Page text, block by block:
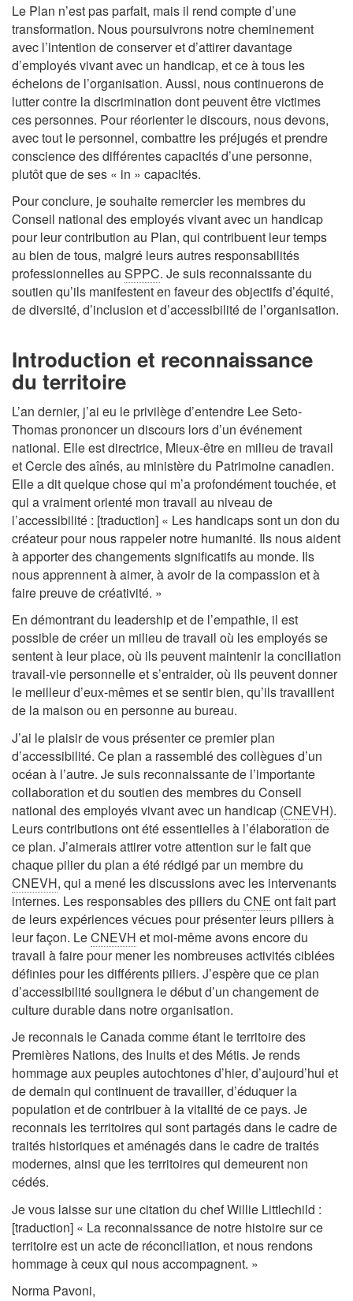
Le Plan n’est pas parfait, mais il rend compte d’une
transformation. Nous poursuivrons notre cheminement
avec l’intention de conserver et d’attirer davantage
d’employés vivant avec un handicap, et ce à tous les
échelons de l’organisation. Aussi, nous continuerons de
lutter contre la discrimination dont peuvent être victimes
ces personnes. Pour réorienter le discours, nous devons,
avec tout le personnel, combattre les préjugés et prendre
conscience des différentes capacités d’une personne,
plutôt que de ses « in » capacités.
Pour conclure, je souhaite remercier les membres du
Conseil national des employés vivant avec un handicap
pour leur contribution au Plan, qui contribuent leur temps
au bien de tous, malgré leurs autres responsabilités
professionnelles au SPPC. Je suis reconnaissante du
soutien qu’ils manifestent en faveur des objectifs d’équité,
de diversité, d’inclusion et d’accessibilité de l’organisation.
Introduction et reconnaissance
du territoire
L’an dernier, j’ai eu le privilège d’entendre Lee Seto-
Thomas prononcer un discours lors d’un événement
national. Elle est directrice, Mieux-être en milieu de travail
et Cercle des aînés, au ministère du Patrimoine canadien.
Elle a dit quelque chose qui m’a profondément touchée, et
qui a vraiment orienté mon travail au niveau de
l’accessibilité : [traduction] « Les handicaps sont un don du
créateur pour nous rappeler notre humanité. Ils nous aident
à apporter des changements significatifs au monde. Ils
nous apprennent à aimer, à avoir de la compassion et à
faire preuve de créativité. »
En démontrant du leadership et de l’empathie, il est
possible de créer un milieu de travail où les employés se
sentent à leur place, où ils peuvent maintenir la conciliation
travail-vie personnelle et s’entraider, où ils peuvent donner
le meilleur d’eux-mêmes et se sentir bien, qu’ils travaillent
de la maison ou en personne au bureau.
J’ai le plaisir de vous présenter ce premier plan
d’accessibilité. Ce plan a rassemblé des collègues d’un
océan à l’autre. Je suis reconnaissante de l’importante
collaboration et du soutien des membres du Conseil
national des employés vivant avec un handicap (CNEVH).
Leurs contributions ont été essentielles à l’élaboration de
ce plan. J’aimerais attirer votre attention sur le fait que
chaque pilier du plan a été rédigé par un membre du
CNEVH, qui a mené les discussions avec les intervenants
internes. Les responsables des piliers du CNE ont fait part
de leurs expériences vécues pour présenter leurs piliers à
leur façon. LeCNEVH et moi-même avons encore du
travail à faire pour mener les nombreuses activités ciblées
définies pour les différents piliers. J’espère que ce plan
d’accessibilité soulignera le début d’un changement de
culture durable dans notre organisation.
Je reconnais le Canada comme étant le territoire des
Premières Nations, des Inuits et des Métis. Je rends
hommage aux peuples autochtones d’hier, d’aujourd’hui et
de demain qui continuent de travailler, d’éduquer la
population et de contribuer à la vitalité de ce pays. Je
reconnais les territoires qui sont partagés dans le cadre de
traités historiques et aménagés dans le cadre de traités
modernes, ainsi que les territoires qui demeurent non
cédés.
Je vous laisse sur une citation du chef Willie Littlechild :
[traduction] « La reconnaissance de notre histoire sur ce
territoire est un acte de réconciliation, et nous rendons
hommage à ceux qui nous accompagnent. »
Norma Pavoni,